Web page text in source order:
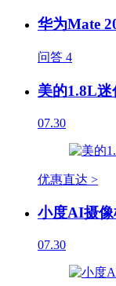
华为Mate
问答 4
美的1.8L迷
07.30
优惠直达 >
小度AI摄像
07.30